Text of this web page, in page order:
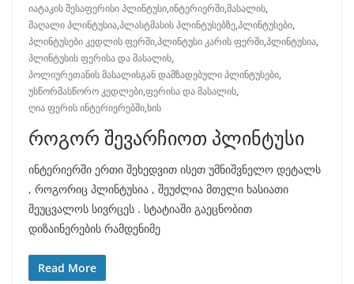
იატაკის შესაფერისი პლინტუსი,ინტერიერში,მასალის,
მაღალი პლინტუსია,პლასტმასის პლინტუსებზე,პლინტუსები,
პლინტუსები კედლის ფერში,პლინტუსი კარის ფერში,პლინტუსია,
პლინტუსის ფერისა და მასალის,
პოლიურეთანის მასალისგან დამზადებული პლინტუსები,
უსწორმასწორო კედლები,ფერისა და მასალის,
ღია ფერის ინტერიერებში,ხის
როგორ შევარჩიოთ პლინტუსი
ინტერიერში ერთი შეხედვით ისეთ უმნიშვნელო დეტალს
, როგორიც პლინტუსია , შეუძლია მთელი ხასიათი
შეუცვალოს სივრცეს . სტატიაში გაეცნობით
დიზაინერების რამდენიმე
Read More